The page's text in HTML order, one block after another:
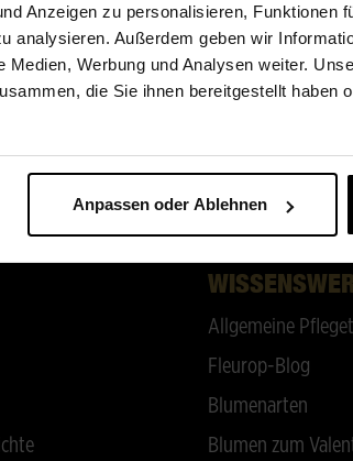
Anzeigen zu personalisieren, Funktionen
analysieren. Außerdem geben wir
Werbung und Analysen weiter.
die Sie ihnen bereitgestellt haben
Anpassen oder Ablehnen
Allgemeine
Fleurop-Blog
Blumenarten
Blumen zum